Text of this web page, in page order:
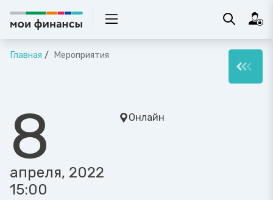
Главная Мероприятия
8
апреля, 2022
15:00
Онлайн